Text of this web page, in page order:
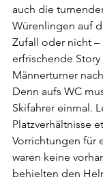
auch die
Würenlingen auf
Zufall oder nicht –
erfrischende
Männerturner
Denn aufs WC
Skifahrer einmal.
Platzverhältnisse
Vorrichtungen für
waren keine
behielten den